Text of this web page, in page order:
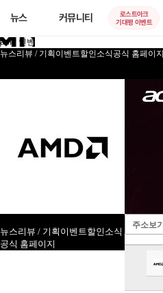
뉴스 커뮤니티
로스트아크
기대평 이벤트
amd 인벤
뉴스리뷰 / 기획 이벤트할인소식공식 홈페이지
뉴스리뷰 / 기획 이벤트할인소식
공식 홈페이지
주소보기